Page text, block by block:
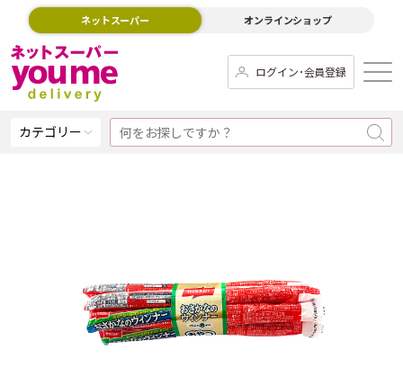
ネットスーパー オンラインショップ
ログイン･会員登録
カテゴリー